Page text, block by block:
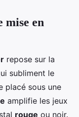
mise en
repose sur la
subliment le
placé sous une
amplifie les jeux
rouge ou noir.